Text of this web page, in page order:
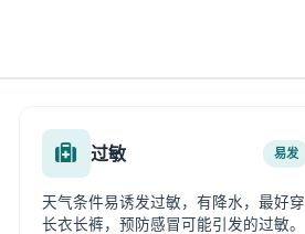
过敏 易发
天气条件易诱发过敏，有降水，最好穿
长衣长裤，预防感冒可能引发的过敏。